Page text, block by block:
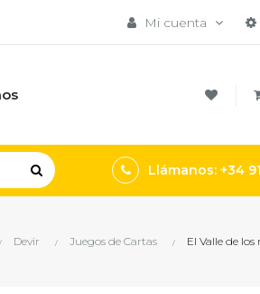
Mi cuenta
Llámanos: +34
Devir Juegos de Cartas El Valle de los